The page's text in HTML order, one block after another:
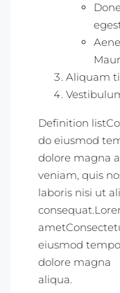
Aliquam
Definition
do eiusmod
dolore magna
veniam, quis
laboris nisi ut
eiusmod
dolore magna
aliqua.